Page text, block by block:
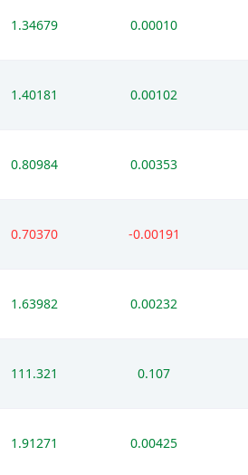
1.34679 0.00010
1.40181 0.00102
0.80984 0.00353
0.70370 -0.00191
1.63982 0.00232
111.321 0.107
1.91271 0.00425